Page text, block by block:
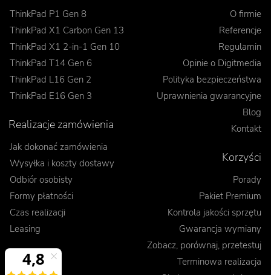
ThinkPad P1 Gen 8
ThinkPad X1 Carbon Gen 13
ThinkPad X1 2-in-1 Gen 10
ThinkPad T14 Gen 6
ThinkPad L16 Gen 2
ThinkPad E16 Gen 3
O firmie
Referencje
Regulamin
Opinie o Digitmedia
Polityka bezpieczeństwa
Uprawnienia gwarancyjne
Blog
Kontakt
Realizacje zamówienia
Jak dokonać zamówienia
Wysyłka i koszty dostawy
Odbiór osobisty
Formy płatności
Czas realizacji
Leasing
Korzyści
Porady
Pakiet Premium
Kontrola jakości sprzętu
Gwarancja wymiany
Zobacz, porównaj, przetestuj
Terminowa realizacja